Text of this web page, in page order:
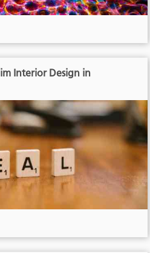
Interior Design in